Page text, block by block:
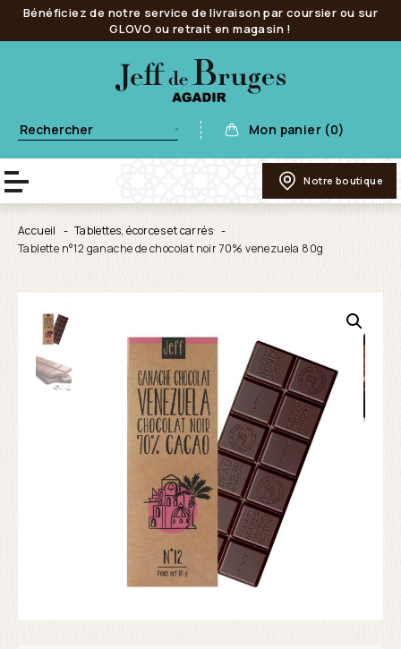
Bénéficiez de notre service de livraison par coursier ou sur
GLOVO ou retrait en magasin !
Mon panier (0)
Notre boutique
Accueil
Tablettes, écorces et carrés
Tablette n°12 ganache de chocolat noir 70% venezuela 80g